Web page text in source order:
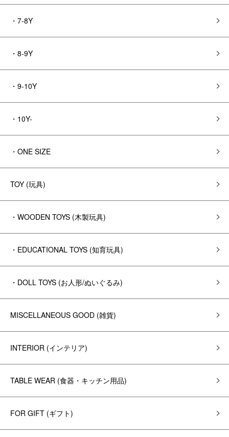
・7-8Y
・8-9Y
・9-10Y
・10Y-
・ONE SIZE
TOY (玩具)
・WOODEN TOYS (木製玩具)
・EDUCATIONAL TOYS (知育玩具)
・DOLL TOYS (お人形/ぬいぐるみ)
MISCELLANEOUS GOOD (雑貨)
INTERIOR (インテリア)
TABLE WEAR (食器・キッチン用品)
FOR GIFT (ギフト)